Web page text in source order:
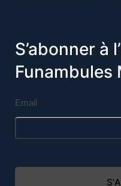
S’abonner à
Funambules
Email